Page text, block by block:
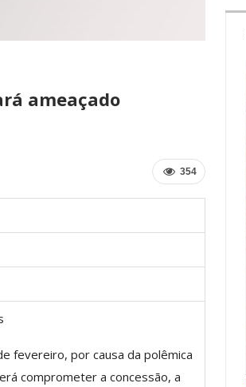
ameaçado
354
fevereiro, por causa da polêmica
comprometer a concessão, a
Pintura Em Taça Para
Comunicacao 7 ago, 2026